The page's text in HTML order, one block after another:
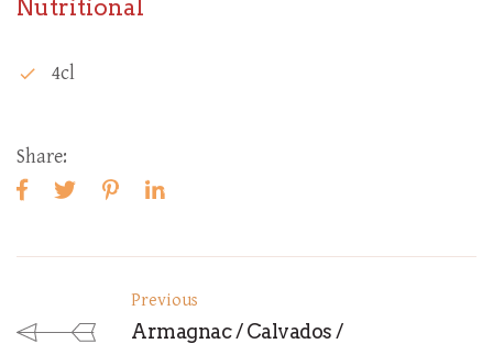
Nutritional
check 4cl
Share:
Previous
Armagnac / Calvados /